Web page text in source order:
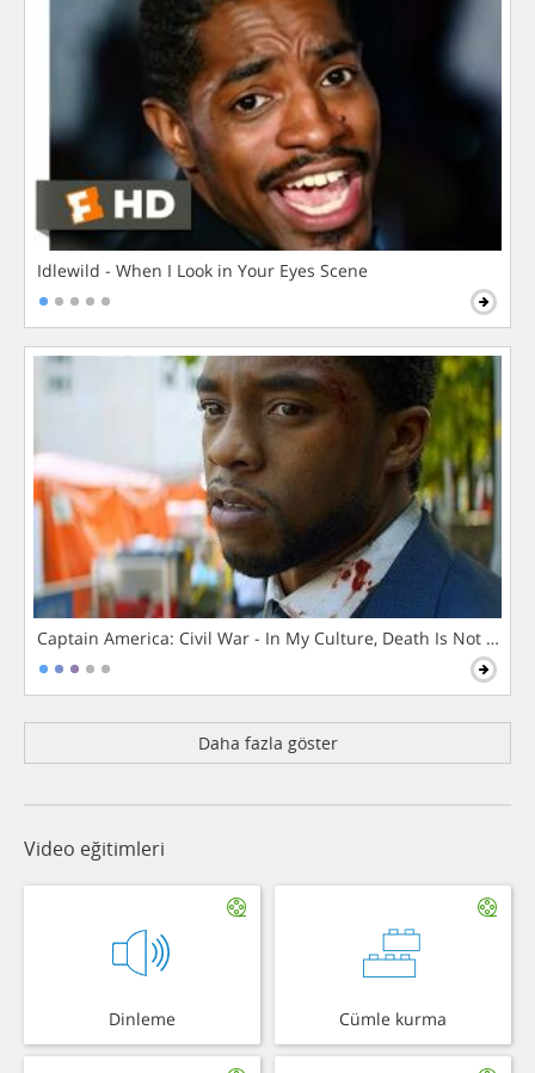
Idlewild - When I Look in Your Eyes Scene
Captain America: Civil War - In My Culture, Death Is Not The
Daha fazla göster
Video eğitimleri
Dinleme Cümle kurma